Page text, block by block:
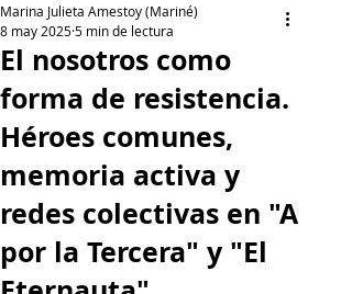
El nosotros como
forma de resistencia.
Héroes comunes,
memoria activa y
redes colectivas en "A
por la Tercera" y "El
Marina Julieta Amestoy (Mariné)
8 may 20255 min de lectura